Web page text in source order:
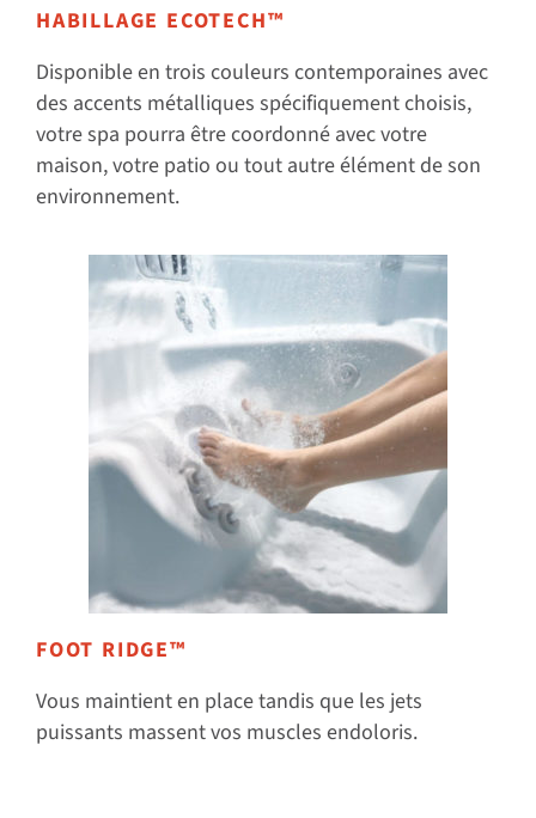
HABILLAGE ECOTECH™
Disponible en trois couleurs contemporaines avec
des accents métalliques spécifiquement choisis,
votre spa pourra être coordonné avec votre
maison, votre patio ou tout autre élément de son
environnement.
FOOT RIDGE™
Vous maintient en place tandis que les jets
puissants massent vos muscles endoloris.